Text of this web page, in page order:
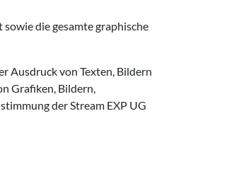
die gesamte graphische
Ausdruck von Texten, Bildern
Grafiken, Bildern,
der Stream EXP UG